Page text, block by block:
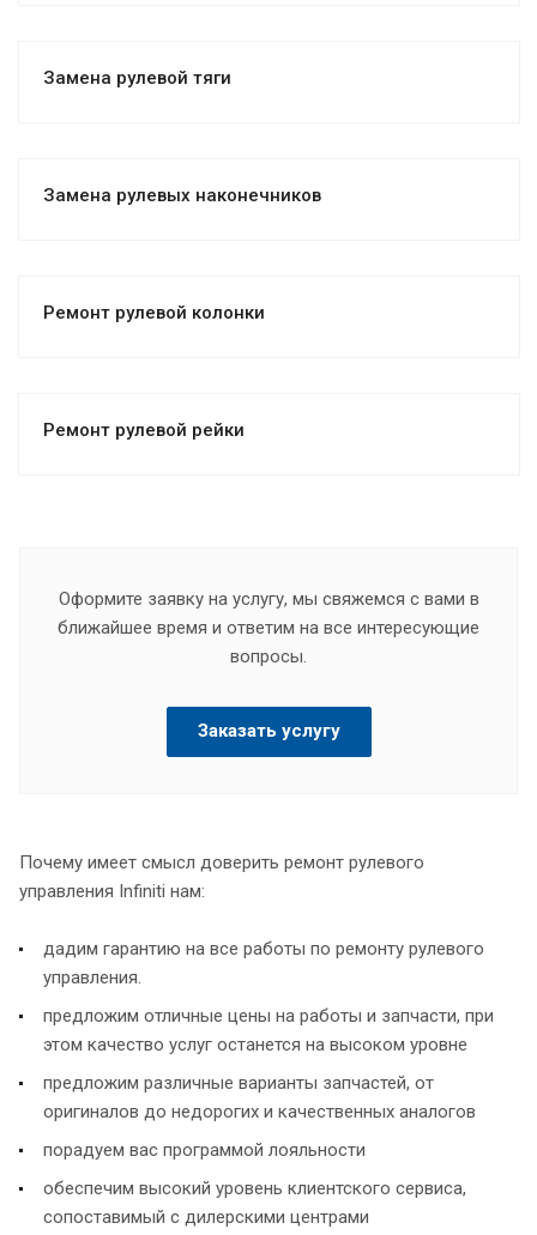
Замена рулевой тяги
Замена рулевых наконечников
Ремонт рулевой колонки
Ремонт рулевой рейки
Оформите заявку на услугу, мы свяжемся с вами в
ближайшее время и ответим на все интересующие
вопросы.
Заказать услугу
Почему имеет смысл доверить ремонт рулевого
управления Infiniti нам:
дадим гарантию на все работы по ремонту рулевого
управления.
предложим отличные цены на работы и запчасти, при
этом качество услуг останется на высоком уровне
предложим различные варианты запчастей, от
оригиналов до недорогих и качественных аналогов
порадуем вас программой лояльности
обеспечим высокий уровень клиентского сервиса,
сопоставимый с дилерскими центрами